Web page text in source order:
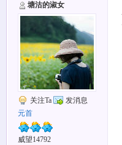
塘沽的淑女
关注Ta
发消息
元首
威望14792